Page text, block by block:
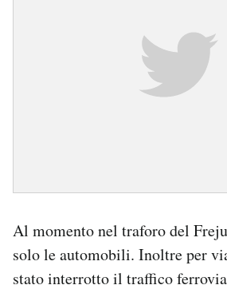
Al momento nel traforo del
solo le automobili. Inoltre per
stato interrotto il traffico